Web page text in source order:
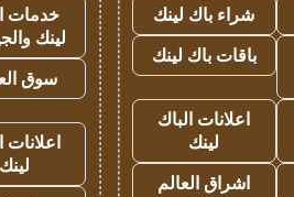
شراء باك لينك
باقات باك لينك
اعلانات الباك
لينك
اشراق العالم
خدمات
لينك
سوق
اعلانات
لينك